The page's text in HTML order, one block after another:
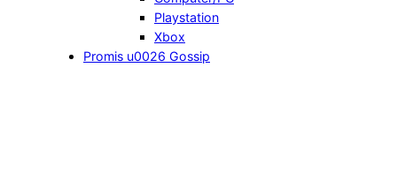
Playstation
Xbox
Promis u0026 Gossip